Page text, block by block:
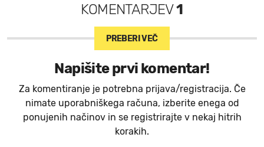
KOMENTARJEV1
PREBERI VEČ
Napišite prvi komentar!
Za komentiranje je potrebna prijava/registracija. Če
nimate uporabniškega računa, izberite enega od
ponujenih načinov in se registrirajte v nekaj hitrih
korakih.